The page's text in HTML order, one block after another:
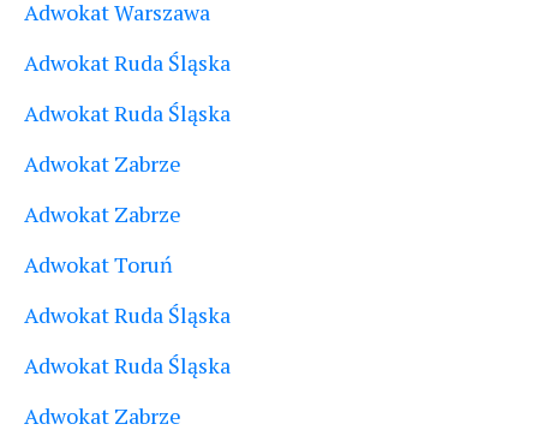
Adwokat Warszawa
Adwokat Ruda Śląska
Adwokat Ruda Śląska
Adwokat Zabrze
Adwokat Zabrze
Adwokat Toruń
Adwokat Ruda Śląska
Adwokat Ruda Śląska
Adwokat Zabrze